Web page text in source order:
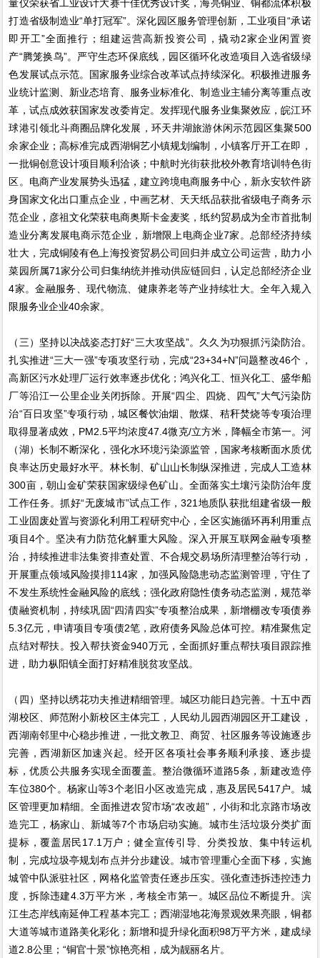
量仪荣获省工业设计大赛十佳优秀设计奖，海亮铜业、铜都流体积极
打造省级制造业“单打冠军”。深化园区服务管理创新，工业项目“承诺
即开工”全面推行；组建运营高新投资公司，撬动2家企业闲置资
产“腾笼换鸟”。严守生态环保底线，园区循环化改造项目入选省级绿
色发展试点示范。国家服务业综合改革试点持续深化。积极推进服务
业统计监测、新业态培育、服务业标准化、制造业主辅分离等重点改
革，试点成效获国家发改委肯定。发挥现代服务业集聚效应，皖江环
球港引领北斗商圈品牌化发展，环天井湖旅游休闲示范园区集聚500
余家企业；高标准完成西湖铜艺小镇规划编制，小镇客厅开工在即，
一批铜创意设计项目顺利洽谈；中航时光街获批校外教育培训特色街
区。电商产业发展势头迅猛，建立跨境电商服务中心，新永安软件跻
身国家文化出口重点企业，中画艺材、天天纸品获批省级电子商务示
范企业，彦祖文化荣获电商奥斯卡金麦奖，纸约贸易成为全市首批制
造业分离发展电商示范企业，新增限上电商企业7家。总部经济持续
壮大，完成铜陵有色上海投资贸易公司回归并成立公司运营，助力小
菜园所属71家分公司归集纳统并推动供应链回归，认定总部经济企业
4家。金融服务、现代物流、健康养老等产业持续壮大。全年入规入
限服务业企业40余家。
（三）坚持以决战姿态打好“三大攻坚战”。久久为功狠抓污染防治。
扎实推进“三大一强”专项攻坚行动，完成“23+34+N”问题整改46个，
高新区污水处理厂运行效率逐步优化；鸿兴化工、恒兴化工、盛华船
厂等沿江一公里企业关闭拆除。开展“四尘、四烧、四气”大气污染防
治“百日攻坚”专项行动，城区餐饮油烟、散煤、秸秆焚烧等专项治理
取得显著成效，PM2.5平均浓度47.4微克/立方米，降幅全市第一。河
（湖）长制不断深化，强化水环境污染源监管，国家考核断面水质优
良率达历史最好水平。林长制、矿山山长制纵深推进，完成人工造林
300亩，朝山金矿荣获国家级绿色矿山。全面落实土壤污染防治年度
工作任务。抓好“无废城市”试点工作，321地质队获批组建省级一般
工业固废处置与资源化利用工程研究中心，全区实施循环再利用重点
项目4个。坚决有力防范化解重大风险。深入开展互联网金融专项整
治，持续推进非法集资排查处置、不合规交易场所清理整治等行动，
开展重点领域风险摸排114家，加强风险隐患动态监测管理，守住了
不发生系统性金融风险的底线；强化政府隐性债务动态监测，规范举
债融资机制，持续巩固“四清四实”专项整治成果，新增棚改专项债券
5.3亿元，申请项目专项债2笔，政府债务风险总体可控。精准聚焦定
点结对帮扶。投入帮扶资金940万元，全面抓好重点帮扶项目跟踪推
进，助力枞阳镇全面打好精准脱贫攻坚战。
（四）坚持以绣花功夫推进精细管理。城区功能日趋完善。十五中西
湖校区、师范附小新校区主体完工，人民幼儿园西湖园区开工建设，
西湖南邻里中心稳步推进，一批文教卫、商贸、社区服务等设施逐步
完善，西湖新区加速兴起。经开区各项社会事务顺利承接、逐步提
标，优质公共服务实现全面覆盖。整治微循环道路5条，新建改造停
车位380个。杨家山等3个老旧小区改造完成，惠及居民5417户。城
区管理更加精细。全面推进农贸市场“农改超”，小街和北京路市场改
造完工，杨家山、新城等7个市场启动实施。城市生活垃圾分类扩面
提标，覆盖居民17.1万户；健全宣传引导、分类投放、集中转运机
制，完成垃圾亭规划布点并分步建设。城市管理重心全面下移，实施
城管中队派驻社区，网格化监管责任逐步压实。强化查违拆违控违力
度，拆除违建4.3万平方米，考核全市第一。城区品位不断提升。滨
江生态岸线南延伸工程基本完工；西湖湿地花海景观效果亮眼，铜都
大道等城市道路美化彩化；新增和提升绿化面积98万平方米，建成绿
道2.8公里；“铜官十景”惊艳亮相，成为靓丽名片。